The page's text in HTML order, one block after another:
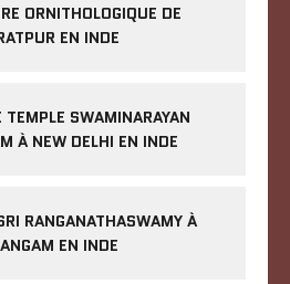
ORNITHOLOGIQUE DE
EN INDE
TEMPLE SWAMINARAYAN
À NEW DELHI EN INDE
RANGANATHASWAMY À
EN INDE